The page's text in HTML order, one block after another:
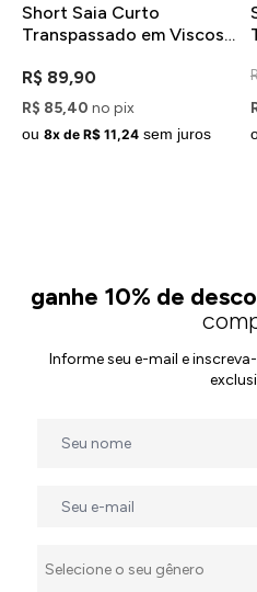
Short Saia Curto
Transpassado em Viscose
R$ 89,90
R$ 85,40 no pix
ou 8x de R$ 11,24 sem juros
ganhe 10% de
Informe seu e-mail e